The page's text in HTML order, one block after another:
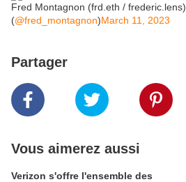
Fred Montagnon (frd.eth / frederic.lens)
(@fred_montagnon)March 11, 2023
Partager
Vous aimerez aussi
Verizon s'offre l'ensemble des